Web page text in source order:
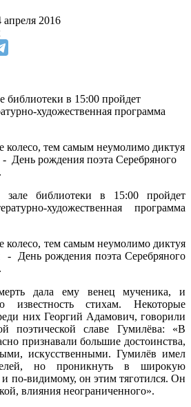
2016
библиотеки в 15:00 пройдет
художественная программа
колесо, тем самым неумолимо диктуя
День рождения поэта Серебряного
библиотеки в 15:00 пройдет
художественная программа
колесо, тем самым неумолимо диктуя
- День рождения поэта Серебряного
дала ему венец мученика, и
известность стихам. Некоторые
них Георгий Адамович, говорили
поэтической славе Гумилёва: «В
признавали большие достоинства,
искусственными. Гумилёв имел
но проникнуть в широкую
по-видимому, он этим тяготился. Он
влияния неограниченного».